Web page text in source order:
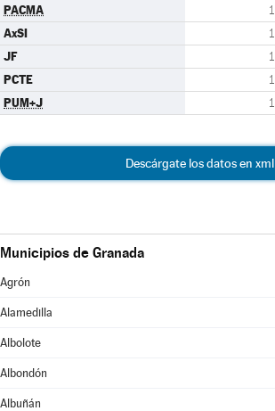
PACMA 1
AxSI 1
JF 1
PCTE 1
PUM+J 1
Descárgate los datos en xml
Municipios de Granada
Agrón
Alamedilla
Albolote
Albondón
Albuñán